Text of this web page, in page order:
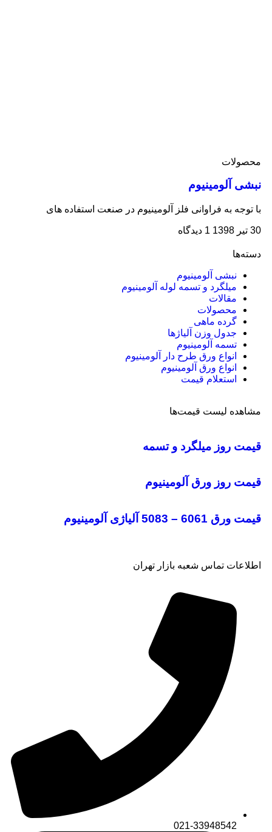
محصولات
نبشی آلومینیوم
با توجه به فراوانی فلز آلومینیوم در صنعت استفاده های
30 تیر 1398 1 دیدگاه
دسته‌ها
نبشی آلومینیوم
میلگرد و تسمه لوله آلومینیوم
مقالات
محصولات
گرده ماهی
جدول وزن آلیاژها
تسمه آلومینیوم
انواع ورق طرح دار آلومینیوم
انواع ورق آلومینیوم
استعلام قیمت
مشاهده لیست قیمت‌ها
قیمت روز میلگرد و تسمه
قیمت روز ورق آلومینیوم
قیمت ورق 6061 – 5083 آلیاژی آلومینیوم
اطلاعات تماس شعبه بازار تهران
021-33948542